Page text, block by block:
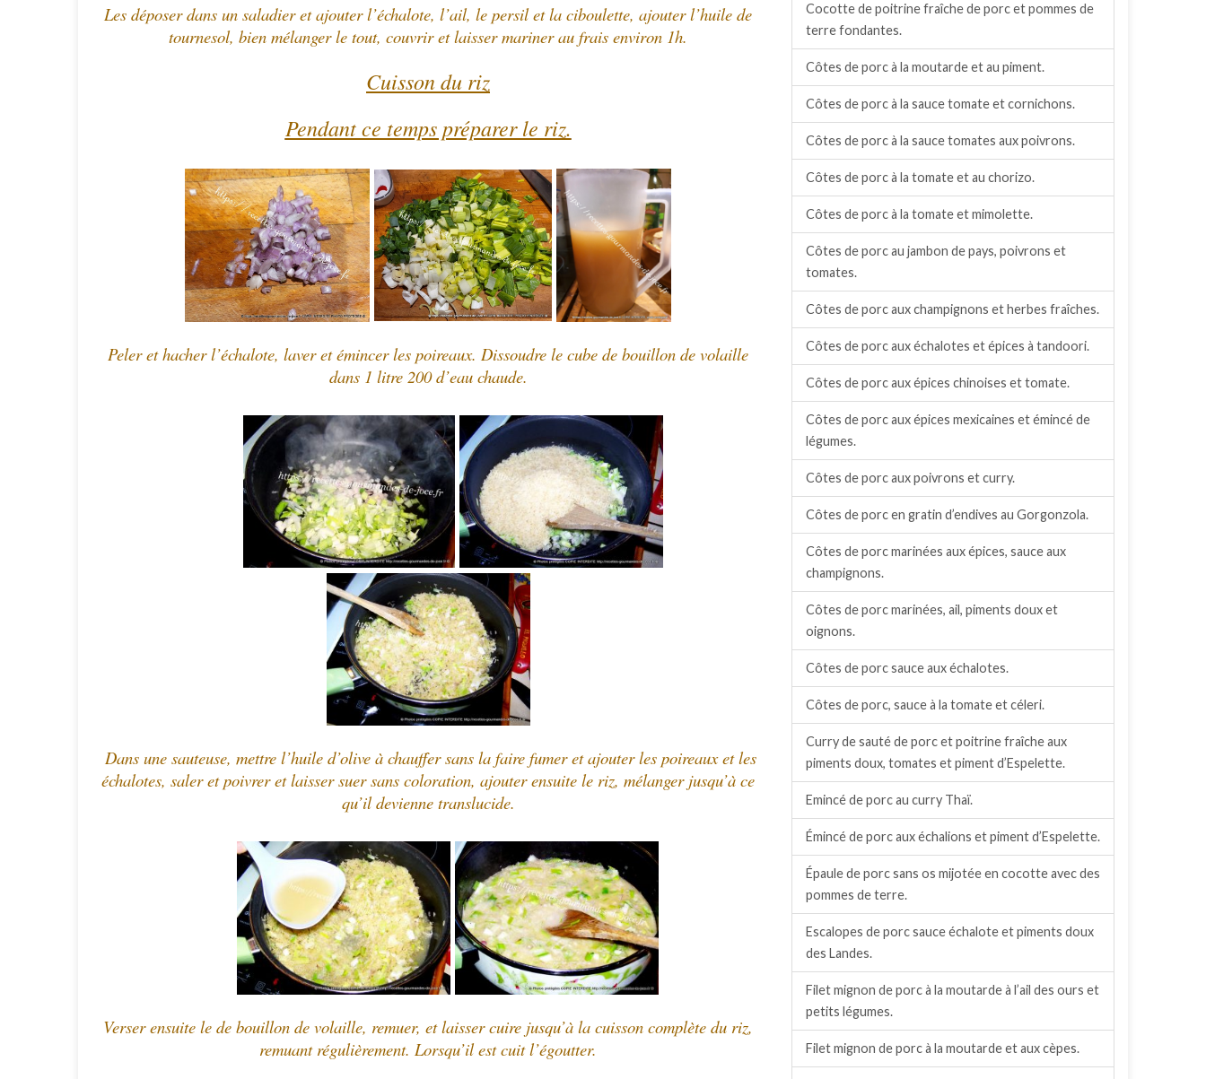
Les déposer dans un saladier et ajouter l’échalote, l’ail, le persil et la ciboulette, ajouter l’huile de
tournesol, bien mélanger le tout, couvrir et laisser mariner au frais environ 1h.
Cuisson du riz
Pendant ce temps préparer le riz.
Peler et hacher l’échalote, laver et émincer les poireaux. Dissoudre le cube de bouillon de volaille
dans 1 litre 200 d’eau chaude.
Dans une sauteuse, mettre l’huile d’olive à chauffer sans la faire fumer et ajouter les poireaux et les
échalotes, saler et poivrer et laisser suer sans coloration, ajouter ensuite le riz, mélanger jusqu’à ce
qu’il devienne translucide.
Verser ensuite le de bouillon de volaille, remuer, et laisser cuire jusqu’à la cuisson complète du riz,
remuant régulièrement. Lorsqu’il est cuit l’égoutter.
Cocotte de poitrine fraîche de porc et pommes de
terre fondantes.
Côtes de porc à la moutarde et au piment.
Côtes de porc à la sauce tomate et cornichons.
Côtes de porc à la sauce tomates aux poivrons.
Côtes de porc à la tomate et au chorizo.
Côtes de porc à la tomate et mimolette.
Côtes de porc au jambon de pays, poivrons et
tomates.
Côtes de porc aux champignons et herbes fraîches.
Côtes de porc aux échalotes et épices à tandoori.
Côtes de porc aux épices chinoises et tomate.
Côtes de porc aux épices mexicaines et émincé de
légumes.
Côtes de porc aux poivrons et curry.
Côtes de porc en gratin d’endives au Gorgonzola.
Côtes de porc marinées aux épices, sauce aux
champignons.
Côtes de porc marinées, ail, piments doux et
oignons.
Côtes de porc sauce aux échalotes.
Côtes de porc, sauce à la tomate et céleri.
Curry de sauté de porc et poitrine fraîche aux
piments doux, tomates et piment d’Espelette.
Emincé de porc au curry Thaï.
Émincé de porc aux échalions et piment d’Espelette.
Épaule de porc sans os mijotée en cocotte avec des
pommes de terre.
Escalopes de porc sauce échalote et piments doux
des Landes.
Filet mignon de porc à la moutarde à l’ail des ours et
petits légumes.
Filet mignon de porc à la moutarde et aux cèpes.